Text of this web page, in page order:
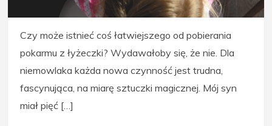
Czy może istnieć coś łatwiejszego od pobierania
pokarmu z łyżeczki? Wydawałoby się, że nie. Dla
niemowlaka każda nowa czynność jest trudna,
fascynująca, na miarę sztuczki magicznej. Mój syn
miał pięć […]